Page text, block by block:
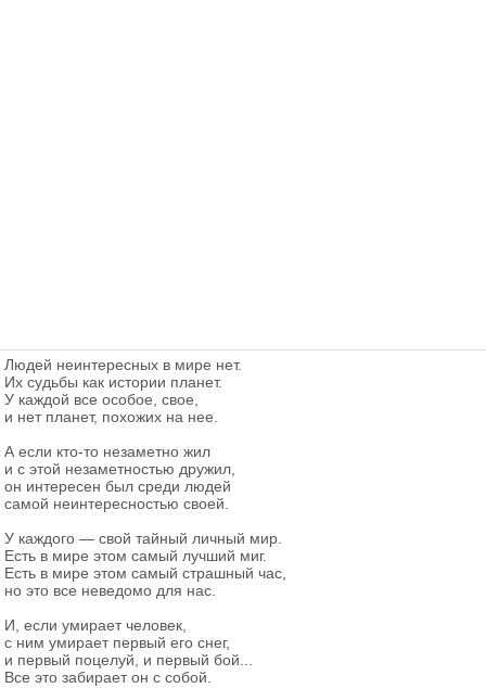
Людей неинтересных в мире нет.
Их судьбы как истории планет.
У каждой все особое, свое,
и нет планет, похожих на нее.
А если кто-то незаметно жил
и с этой незаметностью дружил,
он интересен был среди людей
самой неинтересностью своей.
У каждого — свой тайный личный мир.
Есть в мире этом самый лучший миг.
Есть в мире этом самый страшный час,
но это все неведомо для нас.
И, если умирает человек,
с ним умирает первый его снег,
и первый поцелуй, и первый бой...
Все это забирает он с собой.